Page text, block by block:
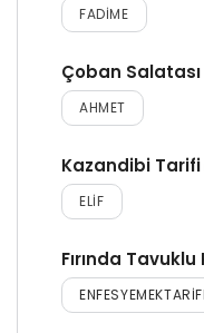
FADIME
Çoban
AHMET
Kazandibi Tarifi
ELIF
Fırında